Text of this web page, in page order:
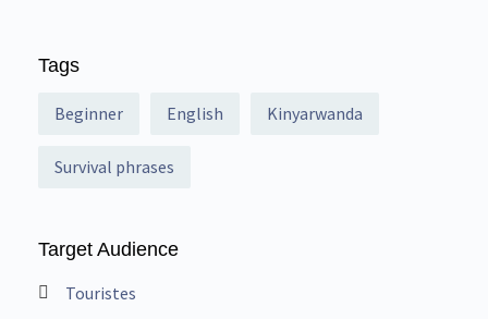
Tags
Beginner English Kinyarwanda
Survival phrases
Target Audience
Touristes